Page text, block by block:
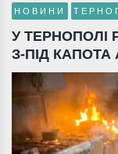
НОВИНИ
У ТЕРНОПОЛІ
З-ПІД